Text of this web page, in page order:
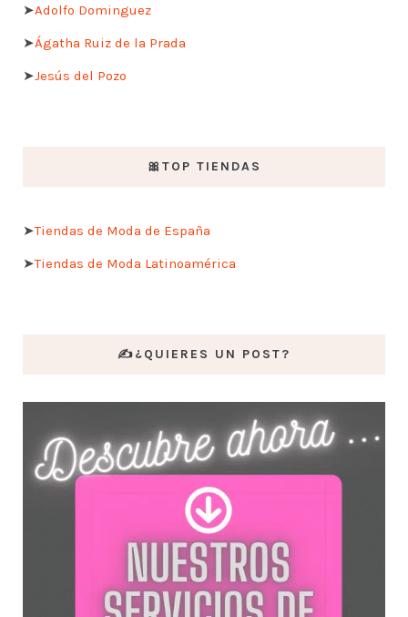
➤Adolfo Dominguez
➤Ágatha Ruiz de la Prada
➤Jesús del Pozo
🎀TOP TIENDAS
➤Tiendas de Moda de España
➤Tiendas de Moda Latinoamérica
✍️¿QUIERES UN POST?